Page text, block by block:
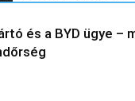
és a BYD ügye –